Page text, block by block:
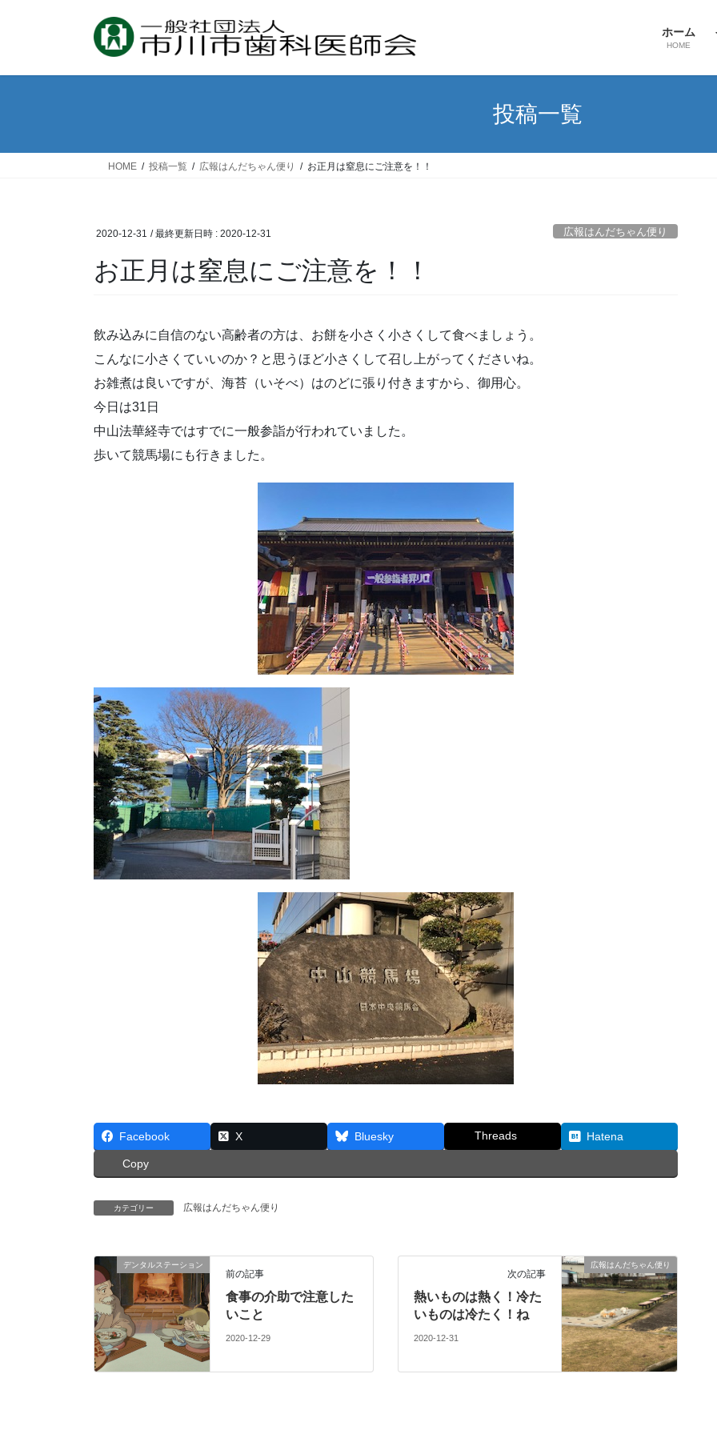
ホーム
HOME
投稿一覧
HOME 投稿一覧 広報はんだちゃん便り お正月は窒息にご注意を！！
2020-12-31 / 最終更新日時 : 2020-12-31 広報はんだちゃん便り
お正月は窒息にご注意を！！
飲み込みに自信のない高齢者の方は、お餅を小さく小さくして食べましょう。
こんなに小さくていいのか？と思うほど小さくして召し上がってくださいね。
お雑煮は良いですが、海苔（いそべ）はのどに張り付きますから、御用心。
今日は31日
中山法華経寺ではすでに一般参詣が行われていました。
歩いて競馬場にも行きました。
Facebook X Bluesky Threads Hatena
Copy
カテゴリー 広報はんだちゃん便り
デンタルステーション
前の記事
食事の介助で注意した
いこと
2020-12-29
広報はんだちゃん便り
次の記事
熱いものは熱く！冷た
いものは冷たく！ね
2020-12-31